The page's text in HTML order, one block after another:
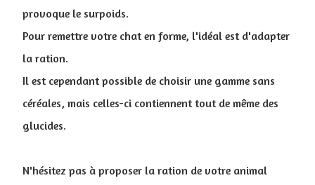
provoque le surpoids.
Pour remettre votre chat en forme, l'idéal est d'adapter
la ration.
Il est cependant possible de choisir une gamme sans
céréales, mais celles-ci contiennent tout de même des
glucides.
N'hésitez pas à proposer la ration de votre animal